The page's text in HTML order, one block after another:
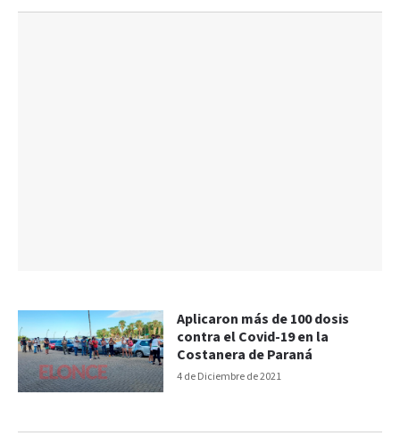
4 de Diciembre de 2021
Aplicaron más de 100 dosis
contra el Covid-19 en la
Costanera de Paraná